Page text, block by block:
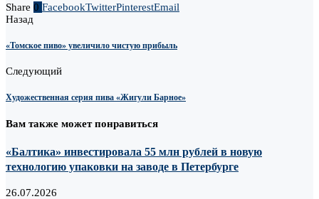
Share 0 FacebookTwitterPinterestEmail
Назад
«Томское пиво» увеличило чистую прибыль
Следующий
Художественная серия пива «Жигули Барное»
Вам также может понравиться
«Балтика» инвестировала 55 млн рублей в новую
технологию упаковки на заводе в Петербурге
26.07.2026